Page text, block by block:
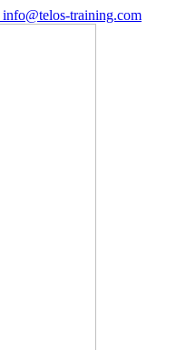
info@telos-training.com